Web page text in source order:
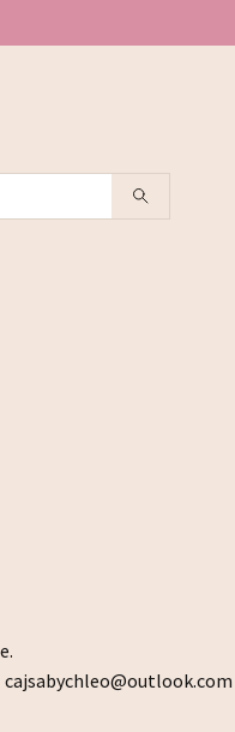
cajsabychleo@outlook.com